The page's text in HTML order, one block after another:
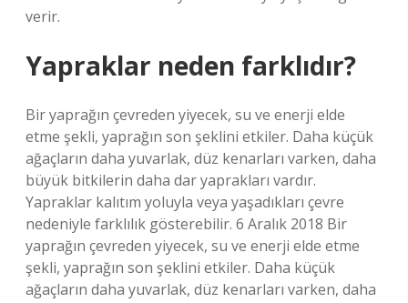
verir.
Yapraklar neden farklıdır?
Bir yaprağın çevreden yiyecek, su ve enerji elde
etme şekli, yaprağın son şeklini etkiler. Daha küçük
ağaçların daha yuvarlak, düz kenarları varken, daha
büyük bitkilerin daha dar yaprakları vardır.
Yapraklar kalıtım yoluyla veya yaşadıkları çevre
nedeniyle farklılık gösterebilir. 6 Aralık 2018 Bir
yaprağın çevreden yiyecek, su ve enerji elde etme
şekli, yaprağın son şeklini etkiler. Daha küçük
ağaçların daha yuvarlak, düz kenarları varken, daha